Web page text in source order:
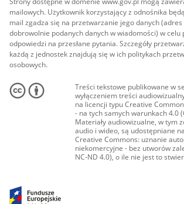
mailowych. Użytkownik korzystający z odnośnika
mail zgadza się na przetwarzanie jego danych
dobrowolnie podanych danych w wiadomości) w celu
odpowiedzi na przesłane pytania. Szczegóły
każdą z jednostek znajdują się w ich politykach
osobowych.
Treści tekstowe publikowane w
wyłączeniem treści
na licencji typu Creative
- na tych samych warunkach 4.0
Materiały audiowizualne, w tym
audio i wideo, są udostępniane
Creative Commons: uznanie
niekomercyjne - bez utworów
NC-ND 4.0), o ile nie jest to